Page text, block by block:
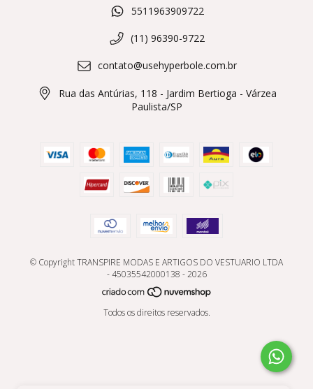
5511963909722
(11) 96390-9722
contato@usehyperbole.com.br
Rua das Antúrias, 118 - Jardim Bertioga - Várzea
Paulista/SP
© Copyright TRANSPIRE MODAS E ARTIGOS DO VESTUARIO LTDA
- 45035542000138 - 2026
Todos os direitos reservados.